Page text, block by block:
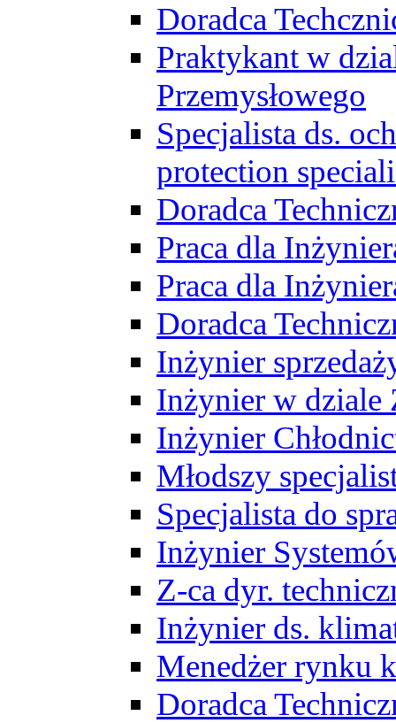
Doradca
Praktykant w
Przemysłowego
Specjalista ds.
protection
Doradca
Praca dla
Praca dla
Doradca
Inżynier
Inżynier w dziale
Inżynier
Młodszy
Specjalista do
Inżynier
Z-ca dyr.
Inżynier ds.
Menedżer rynku
Doradca